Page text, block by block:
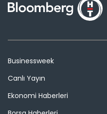
Businessweek
Canlı Yayın
Ekonomi Haberleri